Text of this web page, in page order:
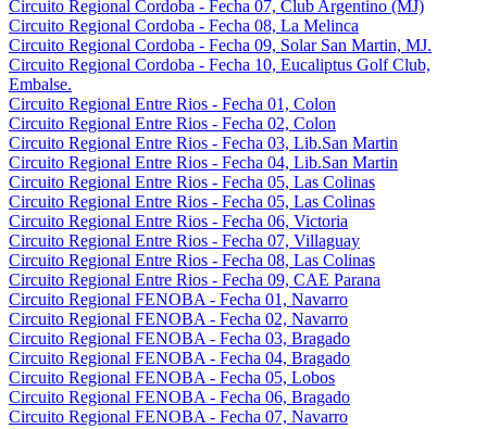
Circuito Regional Cordoba - Fecha 07, Club Argentino (MJ)
Circuito Regional Cordoba - Fecha 08, La Melinca
Circuito Regional Cordoba - Fecha 09, Solar San Martin, MJ.
Circuito Regional Cordoba - Fecha 10, Eucaliptus Golf Club,
Embalse.
Circuito Regional Entre Rios - Fecha 01, Colon
Circuito Regional Entre Rios - Fecha 02, Colon
Circuito Regional Entre Rios - Fecha 03, Lib.San Martin
Circuito Regional Entre Rios - Fecha 04, Lib.San Martin
Circuito Regional Entre Rios - Fecha 05, Las Colinas
Circuito Regional Entre Rios - Fecha 05, Las Colinas
Circuito Regional Entre Rios - Fecha 06, Victoria
Circuito Regional Entre Rios - Fecha 07, Villaguay
Circuito Regional Entre Rios - Fecha 08, Las Colinas
Circuito Regional Entre Rios - Fecha 09, CAE Parana
Circuito Regional FENOBA - Fecha 01, Navarro
Circuito Regional FENOBA - Fecha 02, Navarro
Circuito Regional FENOBA - Fecha 03, Bragado
Circuito Regional FENOBA - Fecha 04, Bragado
Circuito Regional FENOBA - Fecha 05, Lobos
Circuito Regional FENOBA - Fecha 06, Bragado
Circuito Regional FENOBA - Fecha 07, Navarro